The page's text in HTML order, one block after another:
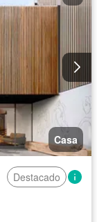
Casa
Destacado